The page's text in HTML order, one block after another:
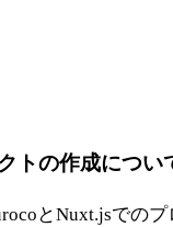
トの作成につい
とNuxt.jsでの